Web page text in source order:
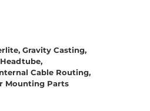
Gravity Casting,
Cable Routing,
Mounting Parts